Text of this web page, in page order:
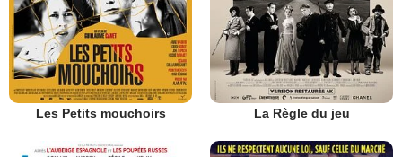
Les Petits mouchoirs La Règle du jeu